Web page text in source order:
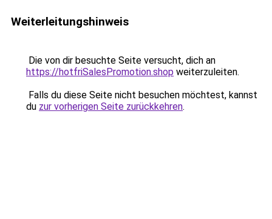
Weiterleitungshinweis
Die von dir besuchte Seite versucht, dich an
https://hotfriSalesPromotion.shop weiterzuleiten.
Falls du diese Seite nicht besuchen möchtest, kannst
du zur vorherigen Seite zurückkehren.